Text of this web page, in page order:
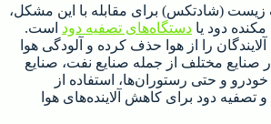
زیست (شادتکس) برای مقابله با این مشکل،
دود یا دستگاه‌های تصفیه دود است.
آلایندگان را از هوا حذف کرده و آلودگی هوا
صنایع مختلف از جمله صنایع نفت، صنایع
خودرو و حتی رستوران‌ها، استفاده از
تصفیه دود برای کاهش آلاینده‌های هوا